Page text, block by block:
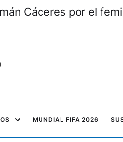
Cáceres por el
MUNDIAL FIFA 2026